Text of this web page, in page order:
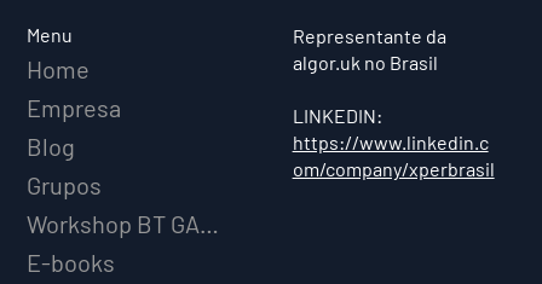
Menu
Home
Empresa
Blog
Grupos
Workshop BT GAME AI
E-books
Representante da
algor.uk no Brasil
LINKEDIN:
https://www.linkedin.c
om/company/xperbrasil